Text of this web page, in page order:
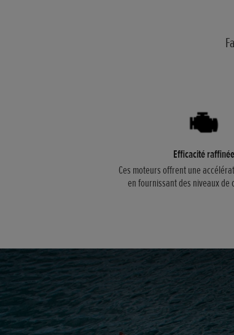
Efficacité raffinée
Ces moteurs offrent une
en fournissant des niveaux de